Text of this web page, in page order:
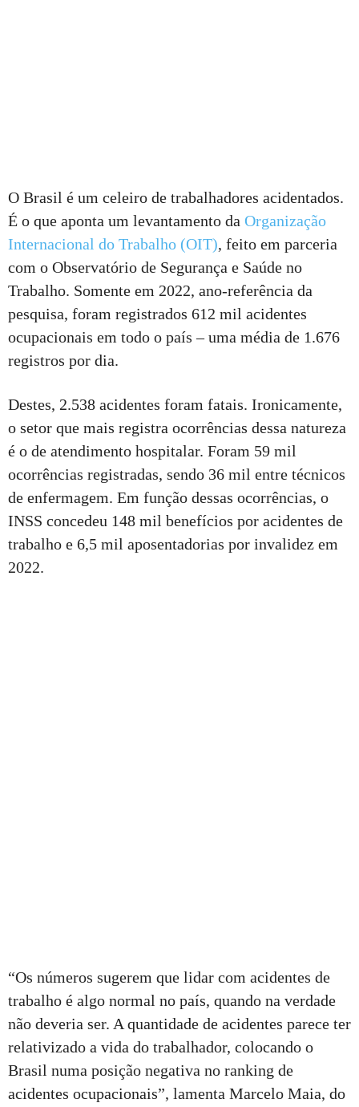
O Brasil é um celeiro de trabalhadores acidentados.
É o que aponta um levantamento da Organização
Internacional do Trabalho (OIT), feito em parceria
com o Observatório de Segurança e Saúde no
Trabalho. Somente em 2022, ano-referência da
pesquisa, foram registrados 612 mil acidentes
ocupacionais em todo o país – uma média de 1.676
registros por dia.
Destes, 2.538 acidentes foram fatais. Ironicamente,
o setor que mais registra ocorrências dessa natureza
é o de atendimento hospitalar. Foram 59 mil
ocorrências registradas, sendo 36 mil entre técnicos
de enfermagem. Em função dessas ocorrências, o
INSS concedeu 148 mil benefícios por acidentes de
trabalho e 6,5 mil aposentadorias por invalidez em
2022.
“Os números sugerem que lidar com acidentes de
trabalho é algo normal no país, quando na verdade
não deveria ser. A quantidade de acidentes parece ter
relativizado a vida do trabalhador, colocando o
Brasil numa posição negativa no ranking de
acidentes ocupacionais”, lamenta Marcelo Maia, do